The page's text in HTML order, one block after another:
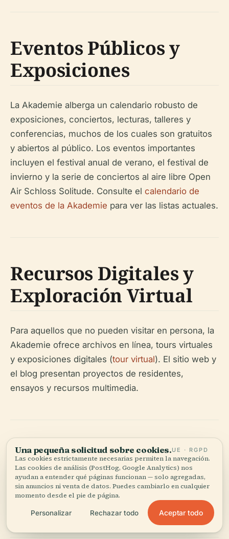
Eventos Públicos y
Exposiciones
La Akademie alberga un calendario robusto de
exposiciones, conciertos, lecturas, talleres y
conferencias, muchos de los cuales son gratuitos
y abiertos al público. Los eventos importantes
incluyen el festival anual de verano, el festival de
invierno y la serie de conciertos al aire libre Open
Air Schloss Solitude. Consulte el calendario de
eventos de la Akademie para ver las listas actuales.
Recursos Digitales y
Exploración Virtual
Para aquellos que no pueden visitar en persona, la
Akademie ofrece archivos en línea, tours virtuales
y exposiciones digitales (tour virtual). El sitio web y
el blog presentan proyectos de residentes,
ensayos y recursos multimedia.
Preguntas Frecuentes
(FAQ) sobre la
Akademie Schloss
Solitude
Una pequeña solicitud sobre cookies.UE · RGPD
Las cookies estrictamente necesarias permiten la navegación.
Las cookies de análisis (PostHog, Google Analytics) nos
ayudan a entender qué páginas funcionan — solo agregadas,
sin anuncios ni venta de datos. Puedes cambiarlo en cualquier
momento desde el pie de página.
Personalizar Rechazar todo Aceptar todo